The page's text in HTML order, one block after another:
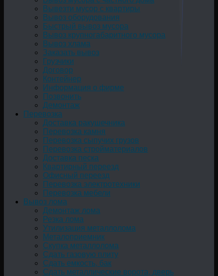
Вывезти мусор с квартиры
Вывоз оборудования
Быстрый вывоз мусора
Вывоз крупногабаритного мусора
Вывоз хлама
Заказать вывоз
Грузчики
Договор
Контейнер
Информация о фирме
Позвонить
Демонтаж
Перевозка
Доставка ракушечника
Перевозка камня
Перевозка сыпучих грузов
Перевозка стройматериалов
Доставка песка
Квартирный переезд
Офисный переезд
Перевозка электротехники
Перевозка мебели
Вывоз лома
Демонтаж лома
Резка лома
Утилизация металлолома
Металоприемник
Скупка металлолома
Сдать газовую плиту
Сдать емкость, бак
Cдать металлические ворота, дверь